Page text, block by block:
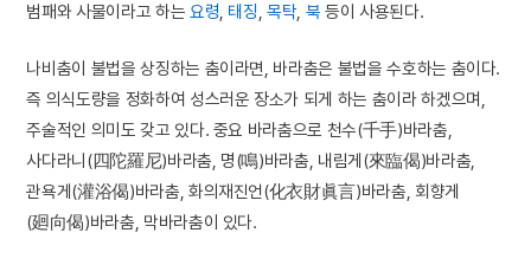
범패와 사물이라고 하는 요령 태징 ,목탁 북 등이 사용된다.
나비춤이 불법을 상징하는 춤이라면, 바라춤은 불법을 수호하는 춤이다.
즉 의식도량을 정화하여 성스러운 장소가 되게 하는 춤이라 하겠으며,
주술적인 의미도 갖고 있다. 중요 바라춤으로 천수(千手)바라춤,
사다라니(四陀羅尼)바라춤, 명(鳴)바라춤, 내림게(來臨偈)바라춤,
관욕게(灌浴偈)바라춤, 화의재진언(化衣財眞言)바라춤, 회향게
(廻向偈)바라춤, 막바라춤이 있다.